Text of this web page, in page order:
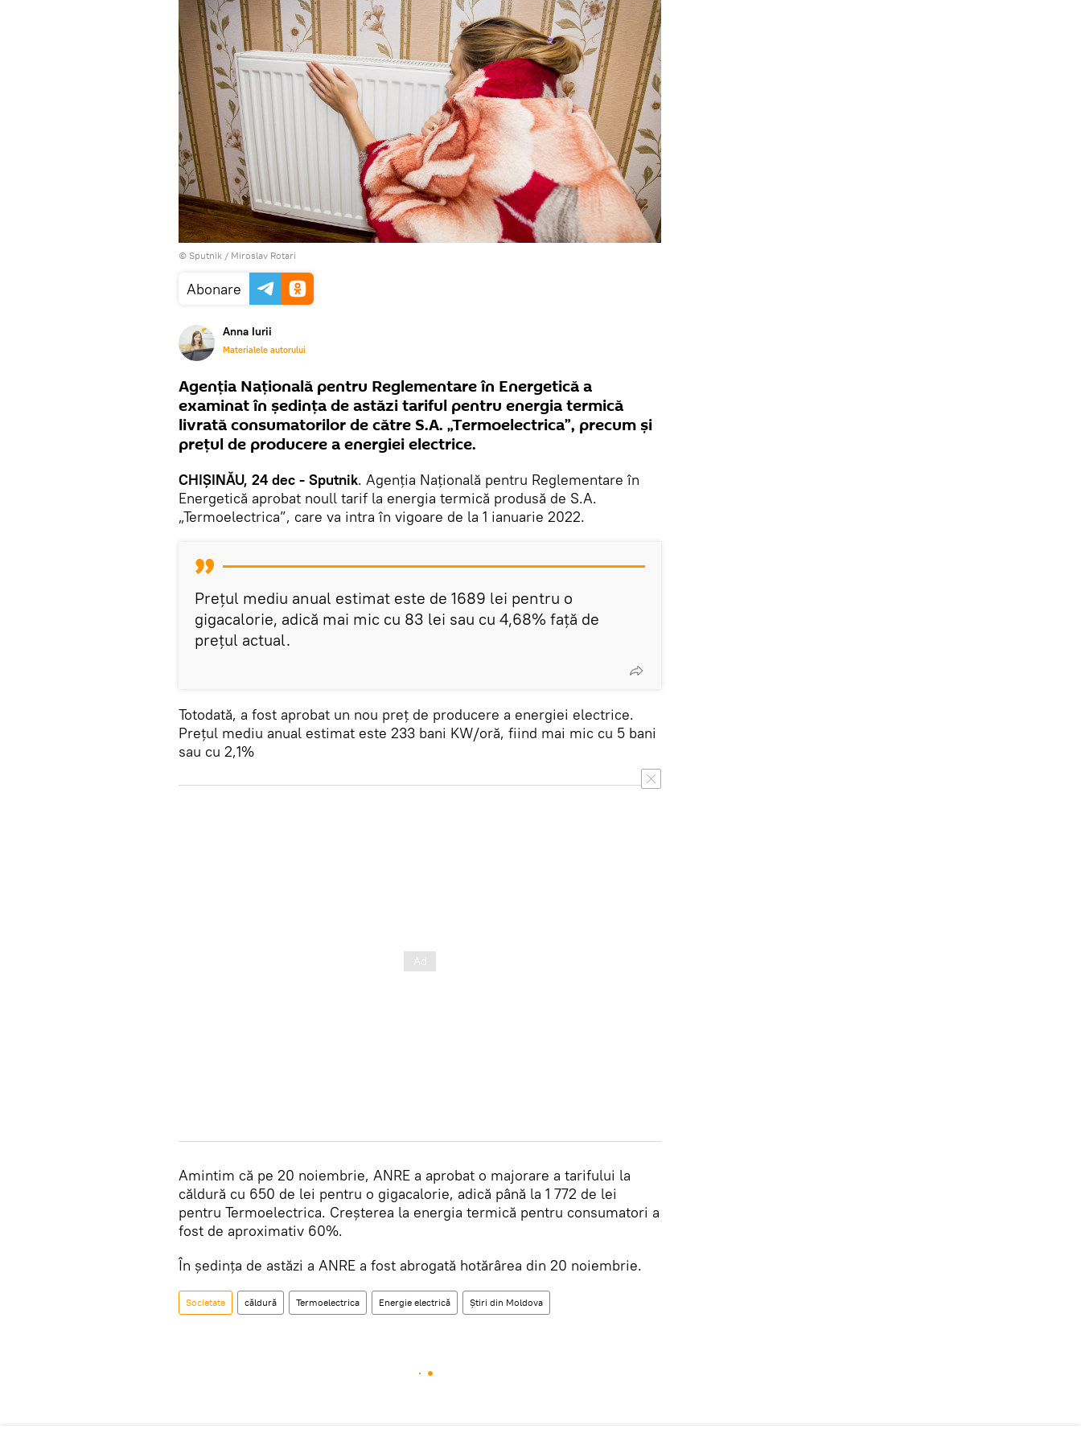
© Sputnik / Miroslav Rotari
Abonare
Anna Iurii
Materialele autorului
Agenția Națională pentru Reglementare în Energetică a
examinat în ședința de astăzi tariful pentru energia termică
livrată consumatorilor de către S.A. „Termoelectrica”, precum și
prețul de producere a energiei electrice.
CHIȘINĂU, 24 dec - Sputnik. Agenția Națională pentru Reglementare în
Energetică aprobat noull tarif la energia termică produsă de S.A.
„Termoelectrica”, care va intra în vigoare de la 1 ianuarie 2022.
Prețul mediu anual estimat este de 1689 lei pentru o
gigacalorie, adică mai mic cu 83 lei sau cu 4,68% față de
prețul actual.
Totodată, a fost aprobat un nou preț de producere a energiei electrice.
Prețul mediu anual estimat este 233 bani KW/oră, fiind mai mic cu 5 bani
sau cu 2,1%
Amintim că pe 20 noiembrie, ANRE a aprobat o majorare a tarifului la
căldură cu 650 de lei pentru o gigacalorie, adică până la 1 772 de lei
pentru Termoelectrica. Creșterea la energia termică pentru consumatori a
fost de aproximativ 60%.
În ședința de astăzi a ANRE a fost abrogată hotărârea din 20 noiembrie.
Societate căldură Termoelectrica Energie electrică Știri din Moldova